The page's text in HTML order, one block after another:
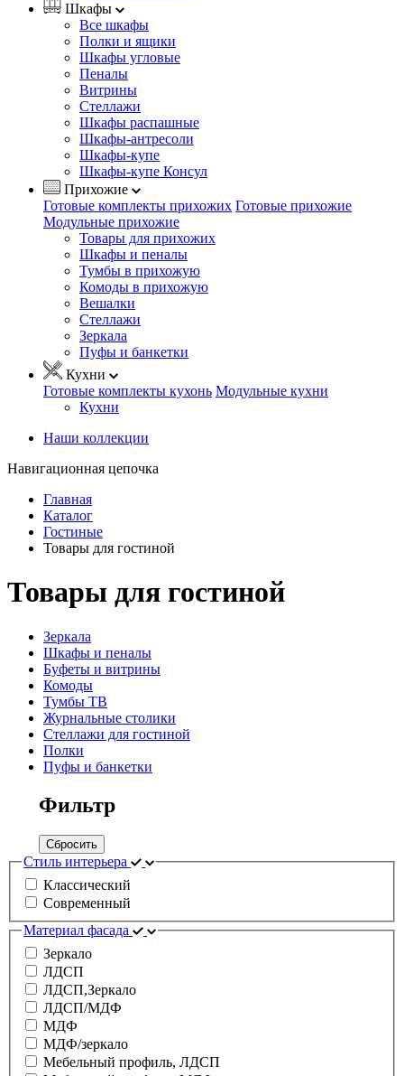
Шкафы
Все шкафы
Полки и ящики
Шкафы угловые
Пеналы
Витрины
Стеллажи
Шкафы распашные
Шкафы-антресоли
Шкафы-купе
Шкафы-купе Консул
Прихожие
Готовые комплекты прихожих Готовые прихожие
Модульные прихожие
Товары для прихожих
Шкафы и пеналы
Тумбы в прихожую
Комоды в прихожую
Вешалки
Стеллажи
Зеркала
Пуфы и банкетки
Кухни
Готовые комплекты кухонь Модульные кухни
Кухни
Наши коллекции
Навигационная цепочка
Главная
Каталог
Гостиные
Товары для гостиной
Товары для гостиной
Зеркала
Шкафы и пеналы
Буфеты и витрины
Комоды
Тумбы ТВ
Журнальные столики
Стеллажи для гостиной
Полки
Пуфы и банкетки
Фильтр
Сбросить
Стиль интерьера
Классический
Современный
Материал фасада
Зеркало
ЛДСП
ЛДСП,Зеркало
ЛДСП/МДФ
МДФ
МДФ/зеркало
Мебельный профиль, ЛДСП